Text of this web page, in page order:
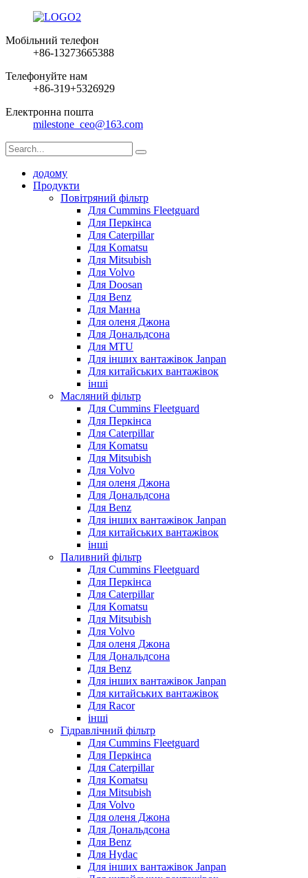
Мобільний телефон
+86-13273665388
Телефонуйте нам
+86-319+5326929
Електронна пошта
milestone_ceo@163.com
додому
Продукти
Повітряний фільтр
Для Cummins Fleetguard
Для Перкінса
Для Caterpillar
Для Komatsu
Для Mitsubish
Для Volvo
Для Doosan
Для Benz
Для Манна
Для оленя Джона
Для Дональдсона
Для MTU
Для інших вантажівок Janpan
Для китайських вантажівок
інші
Масляний фільтр
Для Cummins Fleetguard
Для Перкінса
Для Caterpillar
Для Komatsu
Для Mitsubish
Для Volvo
Для оленя Джона
Для Дональдсона
Для Benz
Для інших вантажівок Janpan
Для китайських вантажівок
інші
Паливний фільтр
Для Cummins Fleetguard
Для Перкінса
Для Caterpillar
Для Komatsu
Для Mitsubish
Для Volvo
Для оленя Джона
Для Дональдсона
Для Benz
Для інших вантажівок Janpan
Для китайських вантажівок
Для Racor
інші
Гідравлічний фільтр
Для Cummins Fleetguard
Для Перкінса
Для Caterpillar
Для Komatsu
Для Mitsubish
Для Volvo
Для оленя Джона
Для Дональдсона
Для Benz
Для Hydac
Для інших вантажівок Janpan